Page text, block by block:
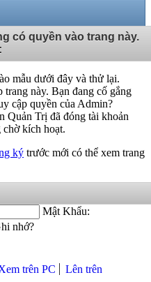
có quyền vào trang này.
mẫu dưới đây và thử lại.
này. Bạn đang cố gắng
cập quyền của Admin?
Quản Trị đã đóng tài khoản
chờ kích hoạt.
ký trước mới có thể xem trang
Mật Khẩu:
nhớ?
trên PC Lên trên